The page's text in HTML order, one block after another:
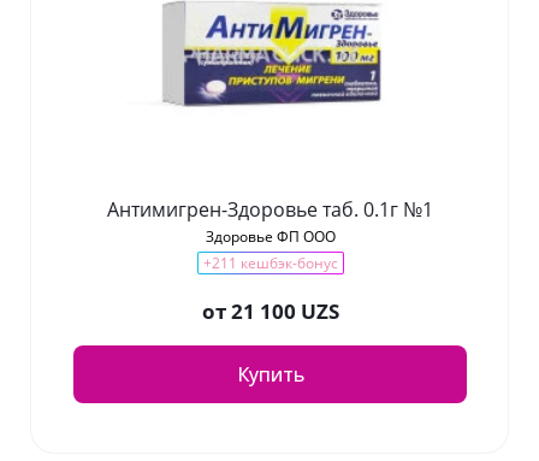
Антимигрен-Здоровье таб. 0.1г №1
Здоровье ФП ООО
+211 кешбэк-бонус
от21 100 UZS
Купить